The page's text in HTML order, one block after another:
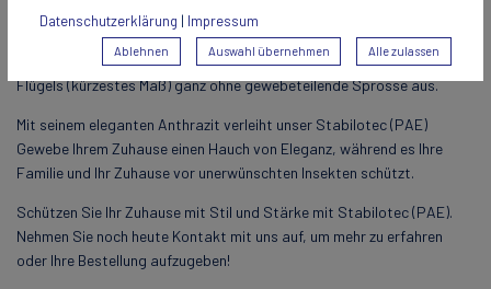
Schiebeanlage, das neue Stabilotec Gewebe kann für fast alle unsere
Fliegengitter Produkte eingesetzt werden. Darüber hinaus kommt es
bei einer maximalen Größe von 2900 mm für die Breite oder Höhe des
Flügels (kürzestes Maß) ganz ohne gewebeteilende Sprosse aus.
Mit seinem eleganten Anthrazit verleiht unser Stabilotec (PAE)
Gewebe Ihrem Zuhause einen Hauch von Eleganz, während es Ihre
Familie und Ihr Zuhause vor unerwünschten Insekten schützt.
Schützen Sie Ihr Zuhause mit Stil und Stärke mit Stabilotec (PAE).
Nehmen Sie noch heute Kontakt mit uns auf, um mehr zu erfahren
oder Ihre Bestellung aufzugeben!
Datenschutzerklärung | Impressum
Ablehnen Auswahl übernehmen Alle zulassen